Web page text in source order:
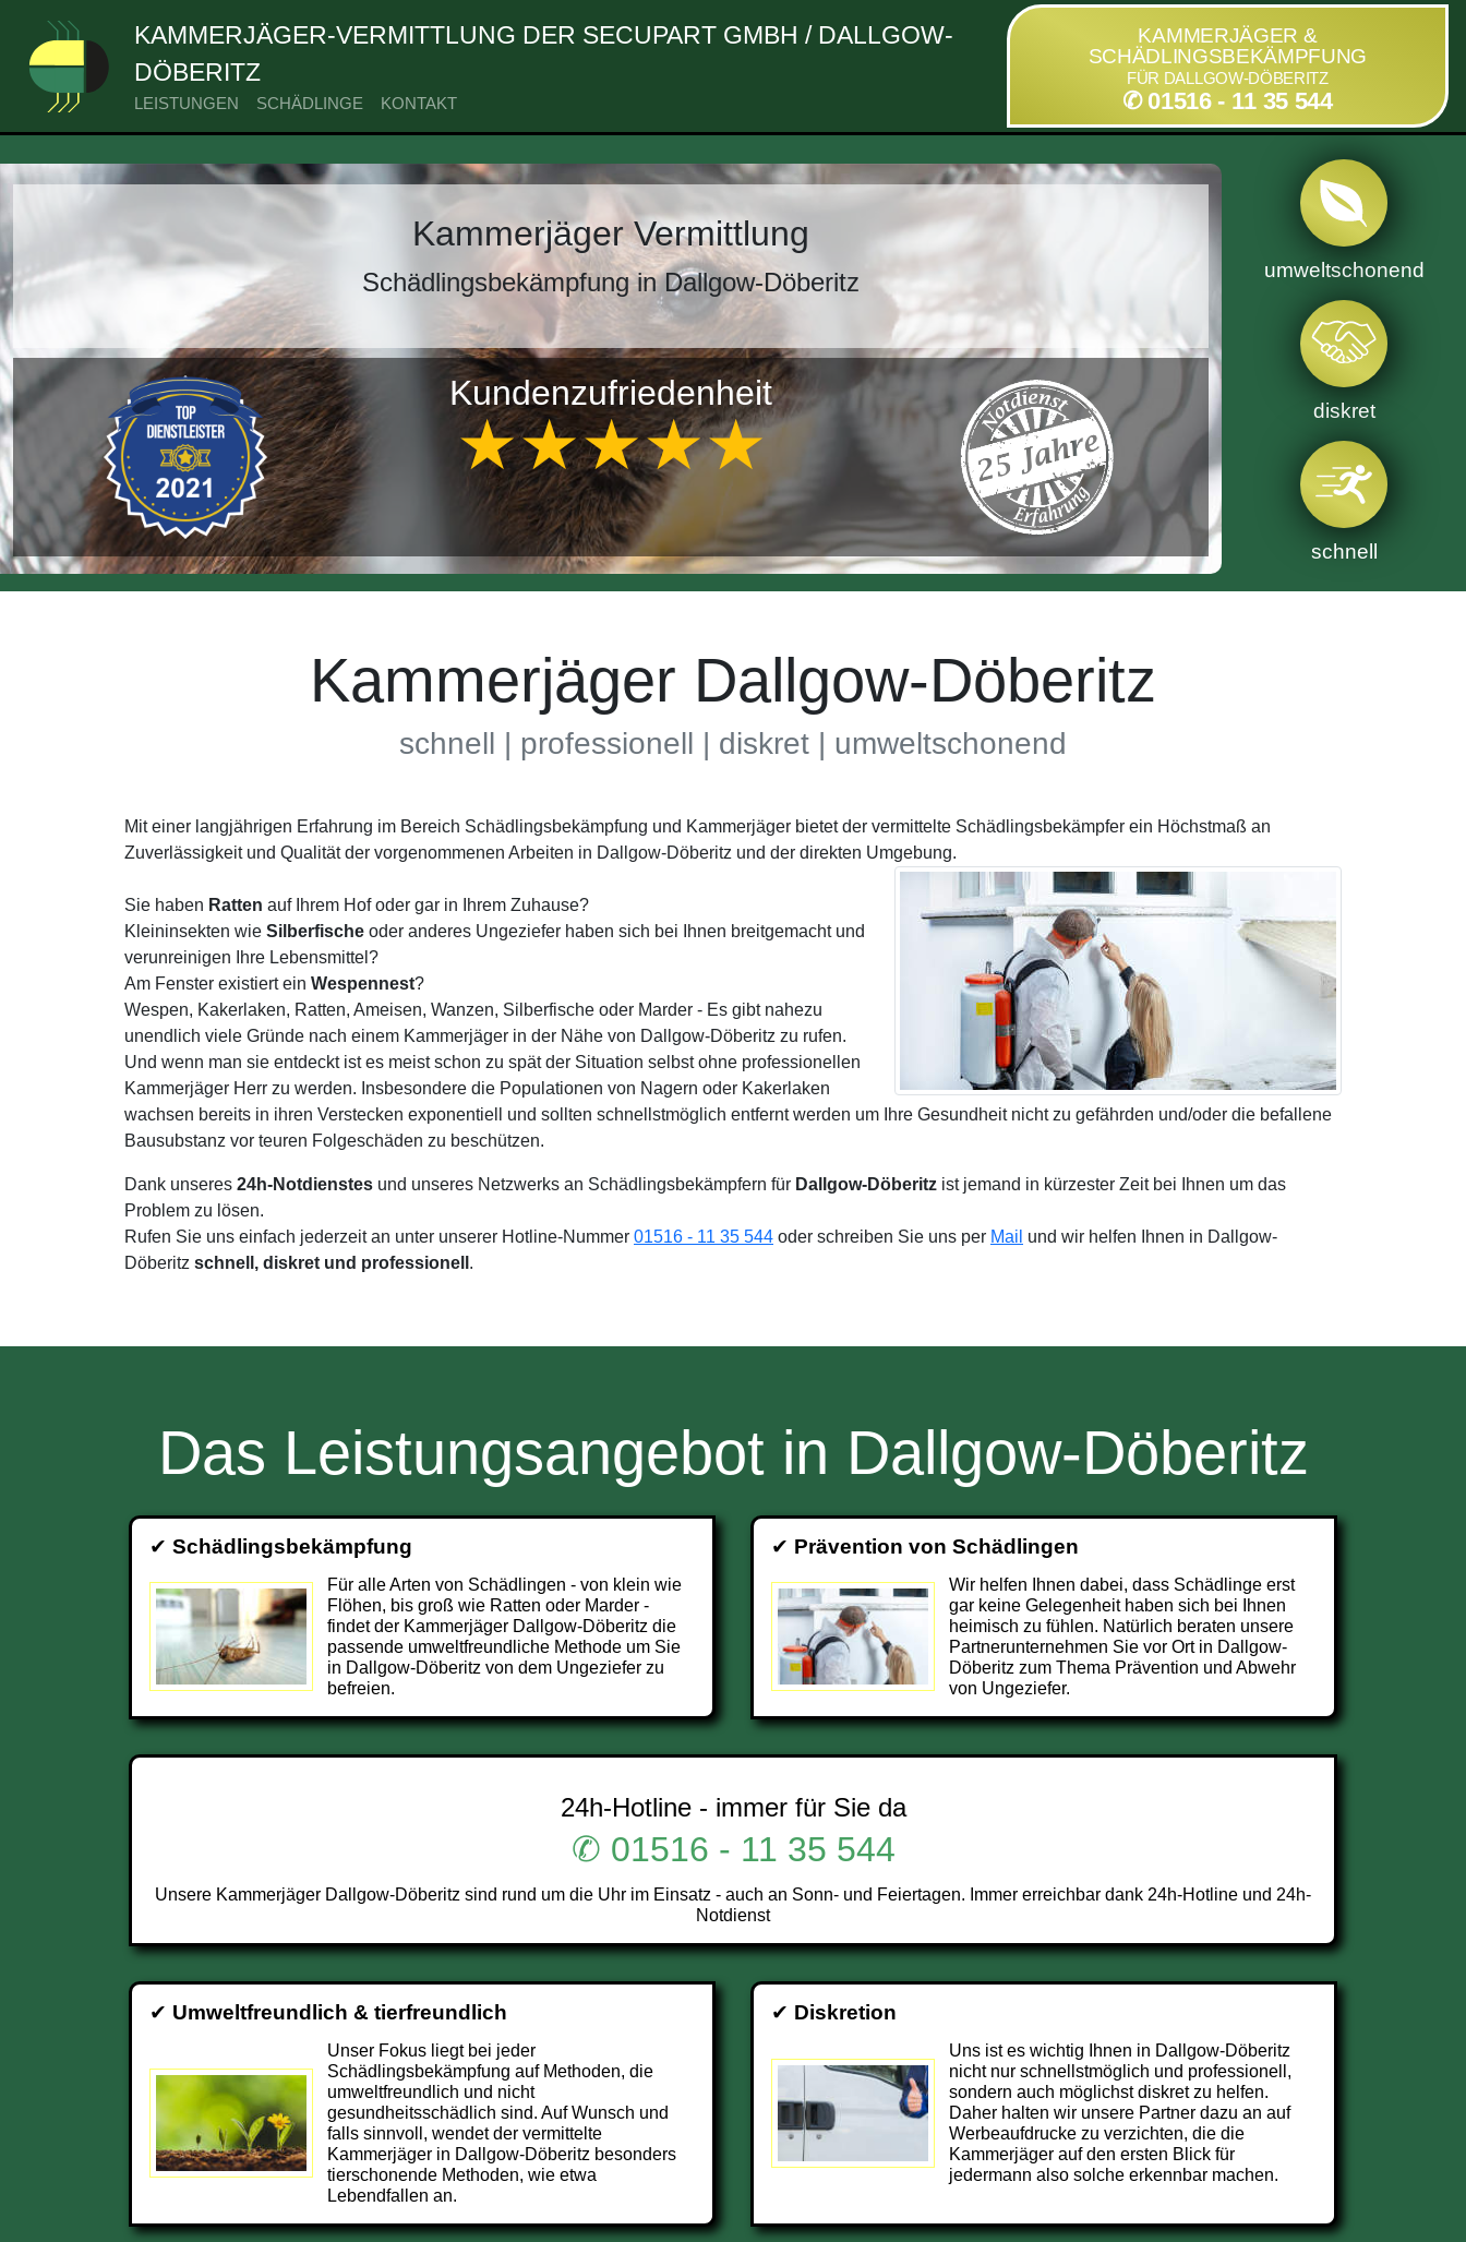
KAMMERJÄGER-VERMITTLUNG DER SECUPART GMBH / DALLGOW-
DÖBERITZ
LEISTUNGEN SCHÄDLINGE KONTAKT
KAMMERJÄGER &
SCHÄDLINGSBEKÄMPFUNG
FÜR DALLGOW-DÖBERITZ
✆ 01516 - 11 35 544
Kammerjäger Vermittlung
Schädlingsbekämpfung in Dallgow-Döberitz
Kundenzufriedenheit
★★★★★
umweltschonend
diskret
schnell
Kammerjäger Dallgow-Döberitz
schnell | professionell | diskret | umweltschonend
Mit einer langjährigen Erfahrung im Bereich Schädlingsbekämpfung und Kammerjäger bietet der vermittelte Schädlingsbekämpfer ein Höchstmaß an
Zuverlässigkeit und Qualität der vorgenommenen Arbeiten in Dallgow-Döberitz und der direkten Umgebung.
Sie haben Ratten auf Ihrem Hof oder gar in Ihrem Zuhause?
Kleininsekten wie Silberfische oder anderes Ungeziefer haben sich bei Ihnen breitgemacht und
verunreinigen Ihre Lebensmittel?
Am Fenster existiert ein Wespennest?
Wespen, Kakerlaken, Ratten, Ameisen, Wanzen, Silberfische oder Marder - Es gibt nahezu
unendlich viele Gründe nach einem Kammerjäger in der Nähe von Dallgow-Döberitz zu rufen.
Und wenn man sie entdeckt ist es meist schon zu spät der Situation selbst ohne professionellen
Kammerjäger Herr zu werden. Insbesondere die Populationen von Nagern oder Kakerlaken
wachsen bereits in ihren Verstecken exponentiell und sollten schnellstmöglich entfernt werden um Ihre Gesundheit nicht zu gefährden und/oder die befallene
Bausubstanz vor teuren Folgeschäden zu beschützen.
Dank unseres 24h-Notdienstes und unseres Netzwerks an Schädlingsbekämpfern für Dallgow-Döberitz ist jemand in kürzester Zeit bei Ihnen um das
Problem zu lösen.
Rufen Sie uns einfach jederzeit an unter unserer Hotline-Nummer 01516 - 11 35 544 oder schreiben Sie uns per Mail und wir helfen Ihnen in Dallgow-
Döberitz schnell, diskret und professionell .
Das Leistungsangebot in Dallgow-Döberitz
✔ Schädlingsbekämpfung
Für alle Arten von Schädlingen - von klein wie
Flöhen, bis groß wie Ratten oder Marder -
findet der Kammerjäger Dallgow-Döberitz die
passende umweltfreundliche Methode um Sie
in Dallgow-Döberitz von dem Ungeziefer zu
befreien.
✔ Prävention von Schädlingen
Wir helfen Ihnen dabei, dass Schädlinge erst
gar keine Gelegenheit haben sich bei Ihnen
heimisch zu fühlen. Natürlich beraten unsere
Partnerunternehmen Sie vor Ort in Dallgow-
Döberitz zum Thema Prävention und Abwehr
von Ungeziefer.
24h-Hotline - immer für Sie da
✆ 01516 - 11 35 544
Unsere Kammerjäger Dallgow-Döberitz sind rund um die Uhr im Einsatz - auch an Sonn- und Feiertagen. Immer erreichbar dank 24h-Hotline und 24h-
Notdienst
✔ Umweltfreundlich & tierfreundlich
Unser Fokus liegt bei jeder
Schädlingsbekämpfung auf Methoden, die
umweltfreundlich und nicht
gesundheitsschädlich sind. Auf Wunsch und
falls sinnvoll, wendet der vermittelte
Kammerjäger in Dallgow-Döberitz besonders
tierschonende Methoden, wie etwa
Lebendfallen an.
✔ Diskretion
Uns ist es wichtig Ihnen in Dallgow-Döberitz
nicht nur schnellstmöglich und professionell,
sondern auch möglichst diskret zu helfen.
Daher halten wir unsere Partner dazu an auf
Werbeaufdrucke zu verzichten, die die
Kammerjäger auf den ersten Blick für
jedermann also solche erkennbar machen.